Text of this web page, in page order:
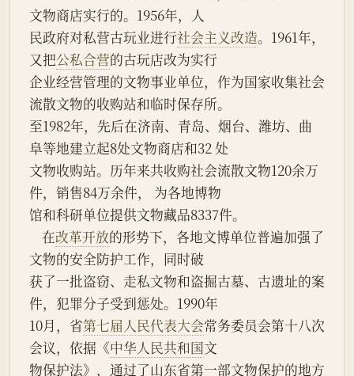
文物商店实行的。1956年，人
民政府对私营古玩业进行社会主义改造。1961年，
又把公私合营的古玩店改为实行
企业经营管理的文物事业单位，作为国家收集社会
流散文物的收购站和临时保存所。
至1982年，先后在济南、青岛、烟台、潍坊、曲
阜等地建立起8处文物商店和32 处
文物收购站。历年来共收购社会流散文物120余万
件，销售84万余件， 为各地博物
馆和科研单位提供文物藏品8337件。
    在
改革开放的形势下，各地文博单位普遍加强了
文物的安全防护工作，同时破
获了一批盗窃、走私文物和盗掘古墓、古遗址的案
件，犯罪分子受到惩处。1990年
10月，省第七届人民代表大会常务委员会第十八次
会议，依据《中华人民共和国文
物保护法》，通过了山东省第一部文物保护的地方